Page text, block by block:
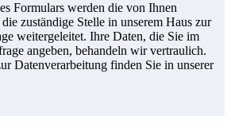
Formulars werden die von Ihnen
zuständige Stelle in unserem Haus zur
weitergeleitet. Ihre Daten, die Sie im
angeben, behandeln wir vertraulich.
Datenverarbeitung finden Sie in unserer